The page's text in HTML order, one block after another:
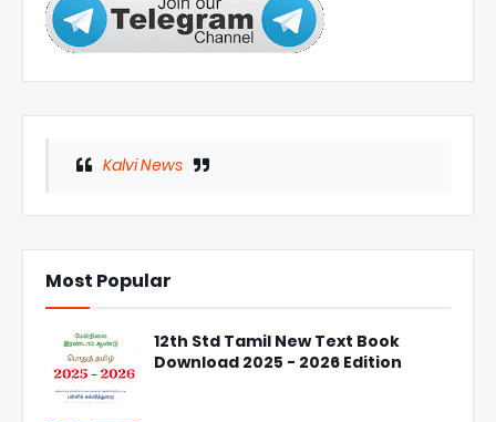
Kalvi News
Most Popular
12th Std Tamil New Text Book
Download 2025 - 2026 Edition